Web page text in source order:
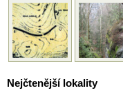
Nejčtenější lokality